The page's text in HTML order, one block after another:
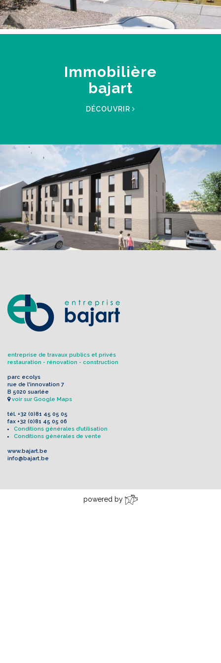
Immobilière
bajart
DÉCOUVRIR
entreprise de travaux publics et privés
restauration - rénovation - construction
parc ecolys
rue de l'innovation 7
B 5020 suarlée
voir sur Google Maps
tél. +32 (0)81 45 05 05
fax +32 (0)81 45 05 06
Conditions générales d’utilisation
Conditions générales de vente
www.bajart.be
info@bajart.be
powered by